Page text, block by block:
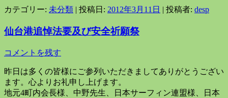
カテゴリー: 未分類 | 投稿日: 2012年3月11日 | 投稿者: desp
仙台港追悼法要及び安全祈願祭
コメントを残す
昨日は多くの皆様にご参列いただきましてありがとうござい
ます。心よりお礼申し上げます。
地元4町内会長様、中野先生、日本サーフィン連盟様、日本